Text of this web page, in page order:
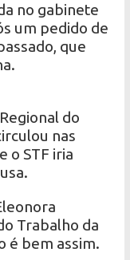
no gabinete
um pedido de
que
do
nas
o STF iria
Trabalho da
é bem assim.